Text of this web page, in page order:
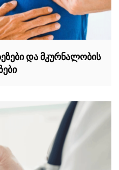
და მკურნალობის